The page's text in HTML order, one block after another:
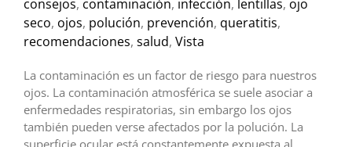
consejos, contaminación, infección, lentillas, ojo
seco, ojos, polución, prevención, queratitis,
recomendaciones, salud, Vista
La contaminación es un factor de riesgo para nuestros
ojos. La contaminación atmosférica se suele asociar a
enfermedades respiratorias, sin embargo los ojos
también pueden verse afectados por la polución. La
superficie ocular está constantemente expuesta al